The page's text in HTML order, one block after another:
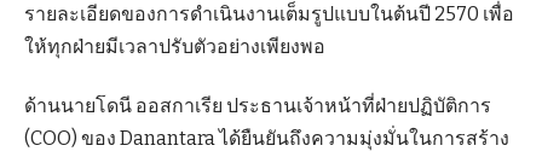
รายละเอียดของการดำเนินงานเต็มรูปแบบในต้นปี 2570 เพื่อ
ให้ทุกฝ่ายมีเวลาปรับตัวอย่างเพียงพอ
ด้านนายโดนี ออสกาเรีย ประธานเจ้าหน้าที่ฝ่ายปฏิบัติการ
(COO) ของ Danantara ได้ยืนยันถึงความมุ่งมั่นในการสร้าง